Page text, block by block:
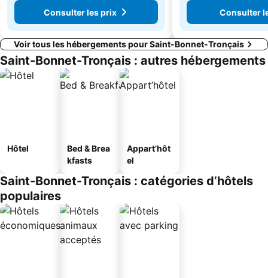
Consulter les prix
Consulter
Voir tous les hébergements pour Saint-Bonnet-Tronçais
Saint-Bonnet-Tronçais : autres hébergements
Hôtel
Bed & Brea
kfasts
Appart’hôt
el
Saint-Bonnet-Tronçais : catégories d’hôtels
populaires